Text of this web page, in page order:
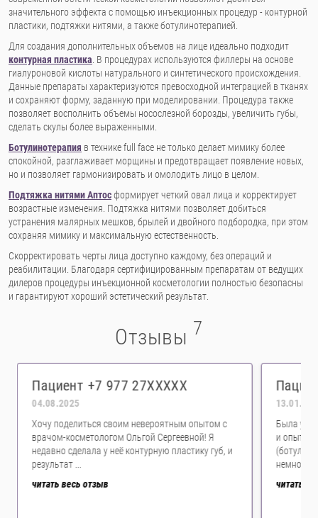
значительного эффекта с помощью инъекционных процедур - контурной
пластики, подтяжки нитями, а также ботулинотерапией.
Для создания дополнительных объемов на лице идеально подходит
контурная пластика . В процедурах используются филлеры на основе
гиалуроновой кислоты натурального и синтетического происхождения.
Данные препараты характеризуются превосходной интеграцией в тканях
и сохраняют форму, заданную при моделировании. Процедура также
позволяет восполнить объемы носослезной борозды, увеличить губы,
сделать скулы более выраженными.
Ботулинотерапия в технике full face не только делает мимику более
спокойной, разглаживает морщины и предотвращает появление новых,
но и позволяет гармонизировать и омолодить лицо в целом.
Подтяжка нитями Аптосформирует четкий овал лица и корректирует
возрастные изменения. Подтяжка нитями позволяет добиться
устранения малярных мешков, брылей и двойного подбородка, при этом
сохраняя мимику и максимальную естественность.
Скорректировать черты лица доступно каждому, без операций и
реабилитации. Благодаря сертифицированным препаратам от ведущих
дилеров процедуры инъекционной косметологии полностью безопасны
и гарантируют хороший эстетический результат.
Отзывы 7
Пациент +7 977 27XXXXX
04.08.2025
Хочу поделиться своим невероятным опытом с
врачом-косметологом Ольгой Сергеевной! Я
недавно сделала у неё контурную пластику губ, и
результат ...
читать весь отзыв
Была у
и
немного
читать